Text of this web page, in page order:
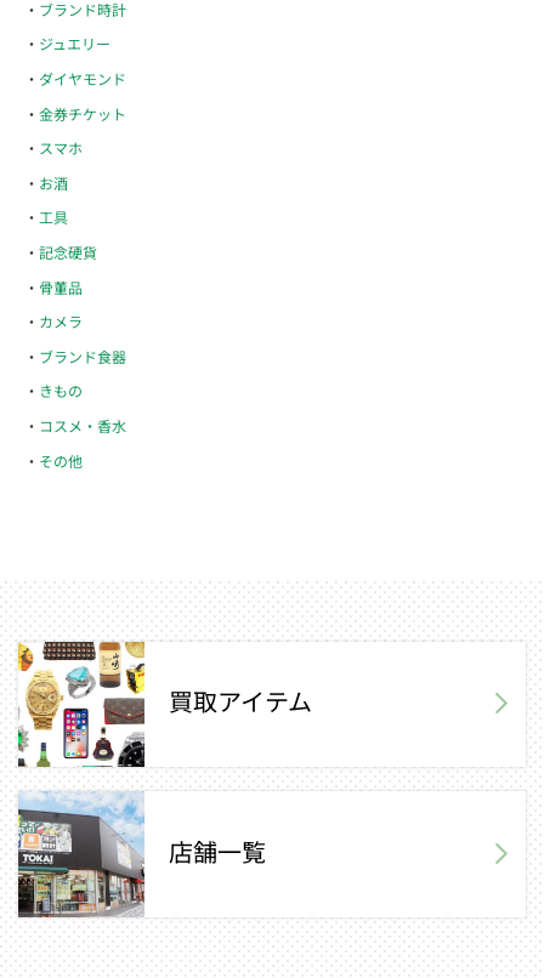
ブランド時計
ジュエリー
ダイヤモンド
金券チケット
スマホ
お酒
工具
記念硬貨
骨董品
カメラ
ブランド食器
きもの
コスメ・香水
その他
買取アイテム
店舗一覧